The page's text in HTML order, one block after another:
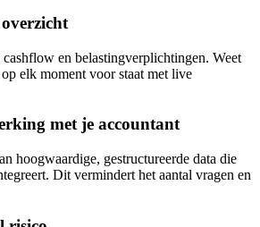
en belastingverplichtingen. Weet
elk moment voor staat met live
met je accountant
hoogwaardige, gestructureerde data die
Dit vermindert het aantal vragen en